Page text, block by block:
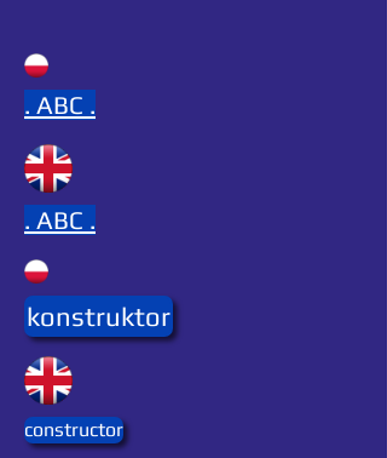
. ABC .
. ABC .
konstruktor
constructor